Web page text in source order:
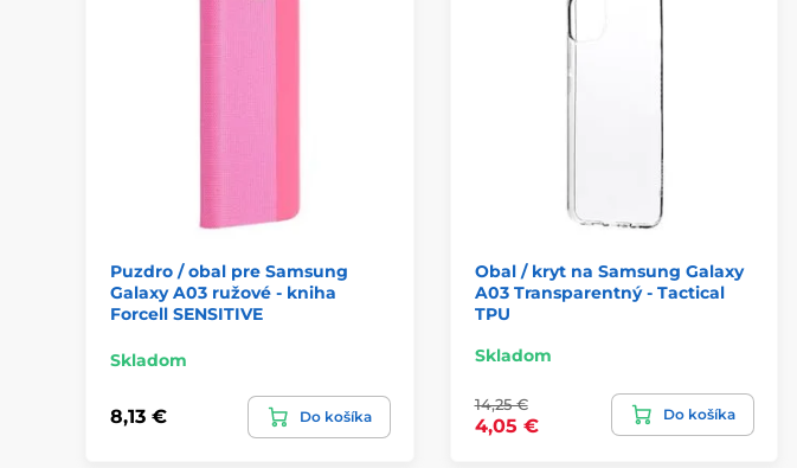
Puzdro / obal pre Samsung
Galaxy A03 ružové - kniha
Forcell SENSITIVE
Skladom
8,13 € Do košíka
Obal / kryt na Samsung Galaxy
A03 Transparentný - Tactical
TPU
Skladom
14,25 €
4,05 €
Do košíka